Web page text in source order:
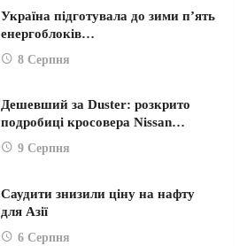
Україна підготувала до зими п’ять
енергоблоків…
8 Серпня
Дешевший за Duster: розкрито
подробиці кросовера Nissan…
9 Серпня
Саудити знизили ціну на нафту
для Азії
6 Серпня